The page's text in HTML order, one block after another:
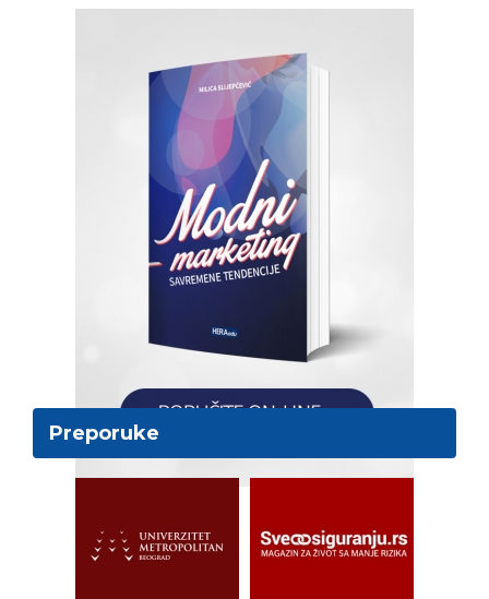
Preporuke